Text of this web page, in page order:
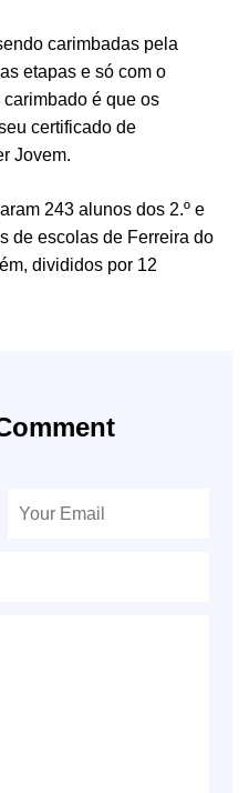
carimbadas pela
etapas e só com o
é que os
certificado de
Jovem.
243 alunos dos 2.º e
de escolas de Ferreira do
divididos por 12